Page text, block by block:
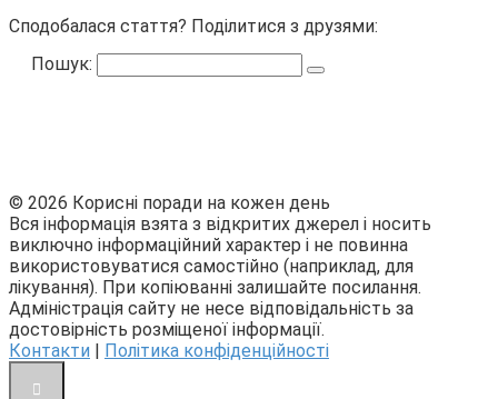
Сподобалася стаття? Поділитися з друзями:
Пошук:
© 2026 Корисні поради на кожен день
Вся інформація взята з відкритих джерел і носить
виключно інформаційний характер і не повинна
використовуватися самостійно (наприклад, для
лікування). При копіюванні залишайте посилання.
Адміністрація сайту не несе відповідальність за
достовірність розміщеної інформації.
Контакти | Політика конфіденційності